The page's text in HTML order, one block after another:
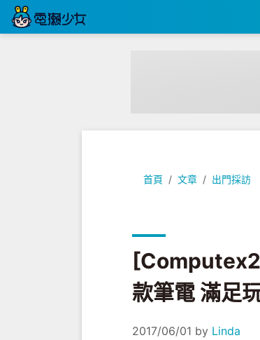
首頁 文章 出門採訪
[Computex2017] 眼睛
款筆電 滿足
2017/06/01 by Linda